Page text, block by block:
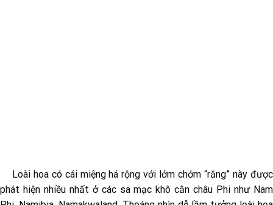
Loài hoa có cái miệng há rộng với lởm chởm “răng” này được
phát hiện nhiều nhất ở các sa mạc khô cằn châu Phi như Nam